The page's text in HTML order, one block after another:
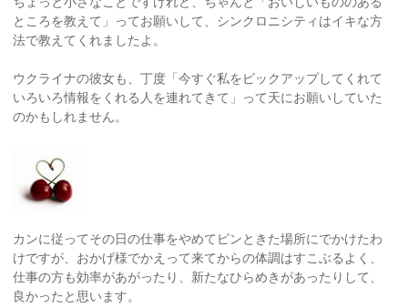
ところを教えて」ってお願いして、シンクロニシティはイキな方
法で教えてくれましたよ。
ウクライナの彼女も、丁度「今すぐ私をピックアップしてくれて
いろいろ情報をくれる人を連れてきて」って天にお願いしていた
のかもしれません。
カンに従ってその日の仕事をやめてピンときた場所にでかけたわ
けですが、おかげ様でかえって来てからの体調はすこぶるよく、
仕事の方も効率があがったり、新たなひらめきがあったりして、
良かったと思います。